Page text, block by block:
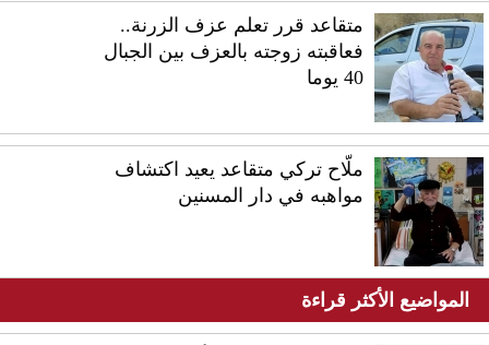
متقاعد قرر تعلم عزف الزرنة..
فعاقبته زوجته بالعزف بين الجبال
40 يوما
ملّاح تركي متقاعد يعيد اكتشاف
مواهبه في دار المسنين
المواضيع الأكثر قراءة